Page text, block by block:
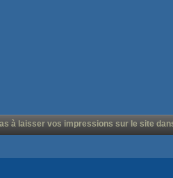
à laisser vos impressions sur le site